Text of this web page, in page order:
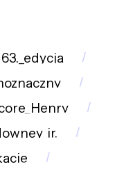
63._edycja